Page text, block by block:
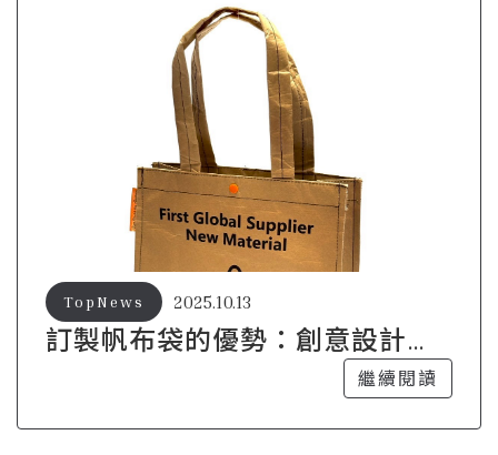
訂製帆布袋的優勢：創意設計與
2025.10.13
TopNews
繼續閱讀